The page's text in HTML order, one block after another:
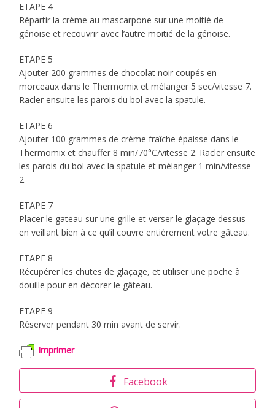
ETAPE 4
Répartir la crème au mascarpone sur une moitié de
génoise et recouvrir avec l’autre moitié de la génoise.
ETAPE 5
Ajouter 200 grammes de chocolat noir coupés en
morceaux dans le Thermomix et mélanger 5 sec/vitesse 7.
Racler ensuite les parois du bol avec la spatule.
ETAPE 6
Ajouter 100 grammes de crème fraîche épaisse dans le
Thermomix et chauffer 8 min/70°C/vitesse 2. Racler ensuite
les parois du bol avec la spatule et mélanger 1 min/vitesse
2.
ETAPE 7
Placer le gateau sur une grille et verser le glaçage dessus
en veillant bien à ce qu’il couvre entièrement votre gâteau.
ETAPE 8
Récupérer les chutes de glaçage, et utiliser une poche à
douille pour en décorer le gâteau.
ETAPE 9
Réserver pendant 30 min avant de servir.
Imprimer
Facebook